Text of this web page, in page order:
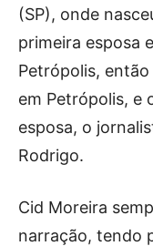
(SP), onde
primeira esposa
Petrópolis,
em Petrópolis, e
esposa, o
Rodrigo.
Cid Moreira
narração, tendo